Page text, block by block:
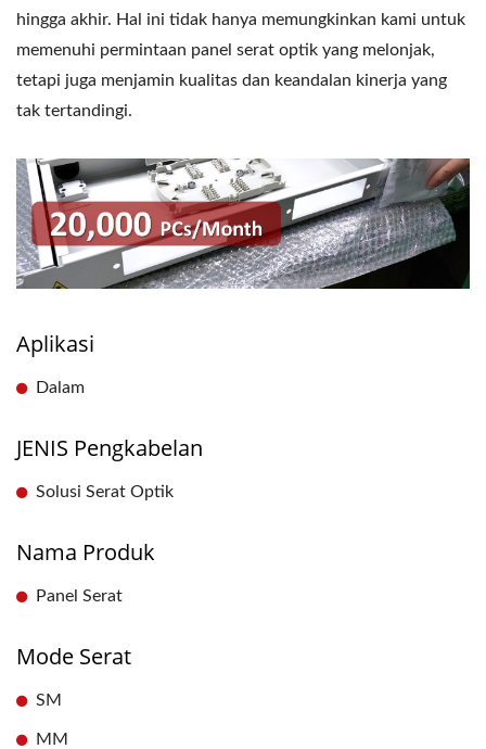
hingga akhir. Hal ini tidak hanya memungkinkan kami untuk
memenuhi permintaan panel serat optik yang melonjak,
tetapi juga menjamin kualitas dan keandalan kinerja yang
tak tertandingi.
Aplikasi
Dalam
JENIS Pengkabelan
Solusi Serat Optik
Nama Produk
Panel Serat
Mode Serat
SM
MM